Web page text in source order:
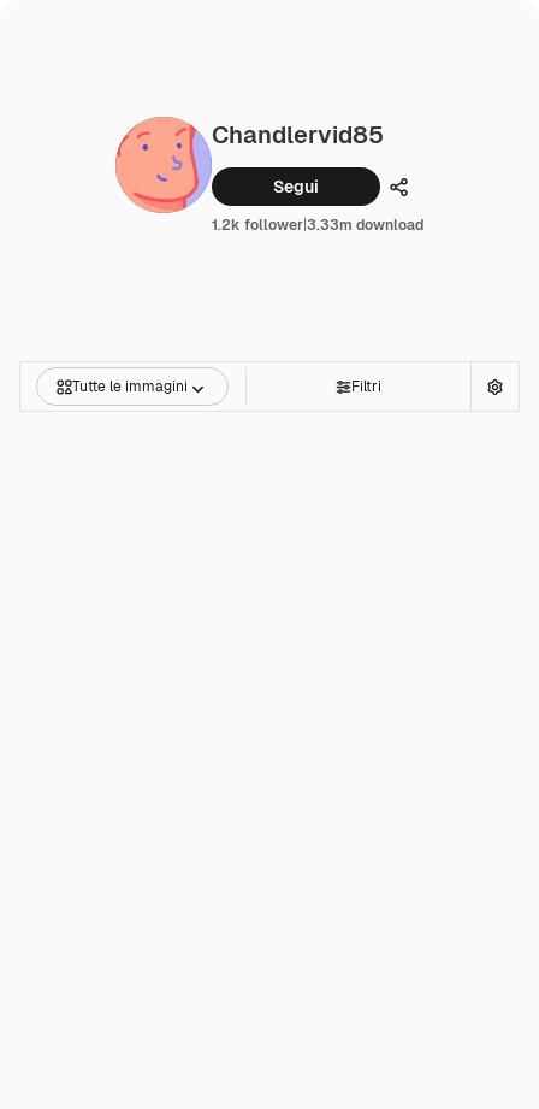
Chandlervid85
Segui Condividi
1.2k follower|3.33m download
Tutte le immagini Filtri